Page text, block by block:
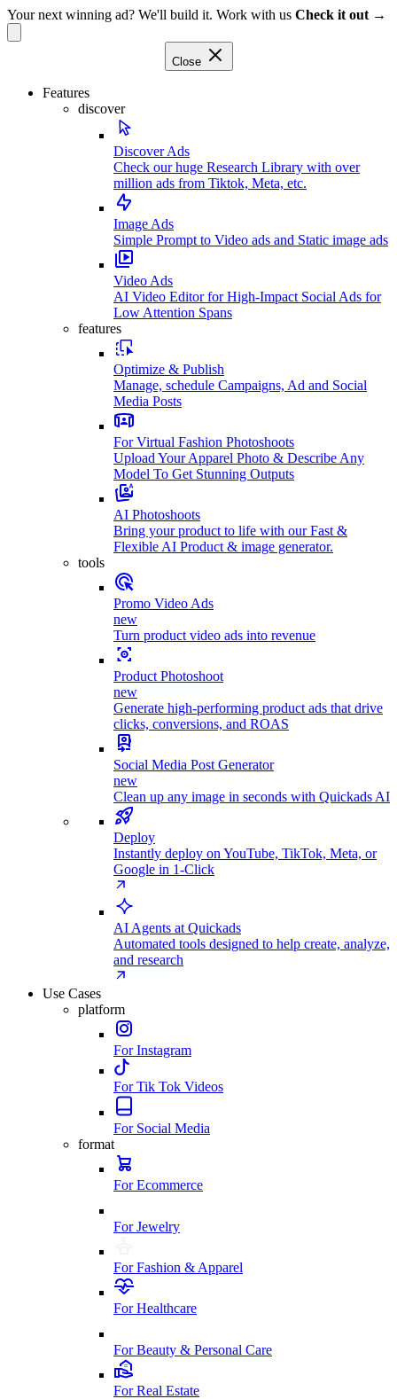
Your next winning ad? We'll build it. Work with us Check it out →
Close
Features
discover
Discover Ads
Check our huge Research Library with over
million ads from Tiktok, Meta, etc.
Image Ads
Simple Prompt to Video ads and Static image ads
Video Ads
AI Video Editor for High-Impact Social Ads for
Low Attention Spans
features
Optimize & Publish
Manage, schedule Campaigns, Ad and Social
Media Posts
For Virtual Fashion Photoshoots
Upload Your Apparel Photo & Describe Any
Model To Get Stunning Outputs
AI Photoshoots
Bring your product to life with our Fast &
Flexible AI Product & image generator.
tools
Promo Video Ads
new
Turn product video ads into revenue
Product Photoshoot
new
Generate high-performing product ads that drive
clicks, conversions, and ROAS
Social Media Post Generator
new
Clean up any image in seconds with Quickads AI
Deploy
Instantly deploy on YouTube, TikTok, Meta, or
Google in 1-Click
AI Agents at Quickads
Automated tools designed to help create, analyze,
and research
Use Cases
platform
For Instagram
For Tik Tok Videos
For Social Media
format
For Ecommerce
For Jewelry
For Fashion & Apparel
For Healthcare
For Beauty & Personal Care
For Real Estate